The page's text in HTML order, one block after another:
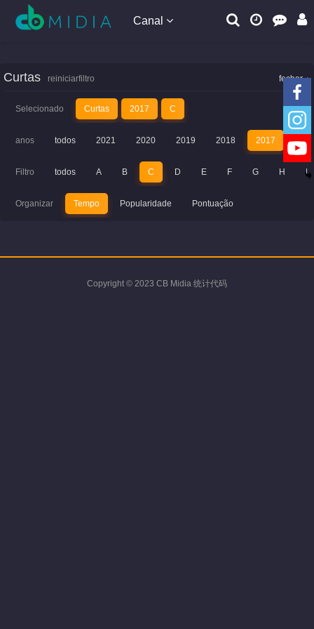
Canal
fechar
Curtas reiniciarfiltro
Selecionado Curtas 2017 C
anos todos 2021 2020 2019 2018 2017
Filtro todos A B C D E F G H I
Organizar Tempo Popularidade Pontuação
Copyright © 2023 CB Midia 统计代码